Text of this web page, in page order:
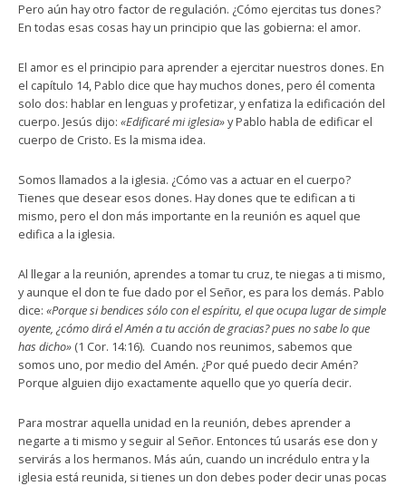
Pero aún hay otro factor de regulación. ¿Cómo ejercitas tus dones?
En todas esas cosas hay un principio que las gobierna: el amor.
El amor es el principio para aprender a ejercitar nuestros dones. En
el capítulo 14, Pablo dice que hay muchos dones, pero él comenta
solo dos: hablar en lenguas y profetizar, y enfatiza la edificación del
cuerpo. Jesús dijo: «Edificaré mi iglesia»y Pablo habla de edificar el
cuerpo de Cristo. Es la misma idea.
Somos llamados a la iglesia. ¿Cómo vas a actuar en el cuerpo?
Tienes que desear esos dones. Hay dones que te edifican a ti
mismo, pero el don más importante en la reunión es aquel que
edifica a la iglesia.
Al llegar a la reunión, aprendes a tomar tu cruz, te niegas a ti mismo,
y aunque el don te fue dado por el Señor, es para los demás. Pablo
dice: «Porque si bendices sólo con el espíritu, el que ocupa lugar de simple
oyente, ¿cómo dirá el Amén a tu acción de gracias? pues no sabe lo que
has dicho» (1 Cor. 14:16). Cuando nos reunimos, sabemos que
somos uno, por medio del Amén. ¿Por qué puedo decir Amén?
Porque alguien dijo exactamente aquello que yo quería decir.
Para mostrar aquella unidad en la reunión, debes aprender a
negarte a ti mismo y seguir al Señor. Entonces tú usarás ese don y
servirás a los hermanos. Más aún, cuando un incrédulo entra y la
iglesia está reunida, si tienes un don debes poder decir unas pocas